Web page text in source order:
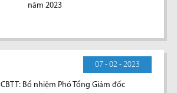
năm 2023
07 - 02 - 2023
CBTT: Bổ nhiệm Phó Tổng Giám đốc